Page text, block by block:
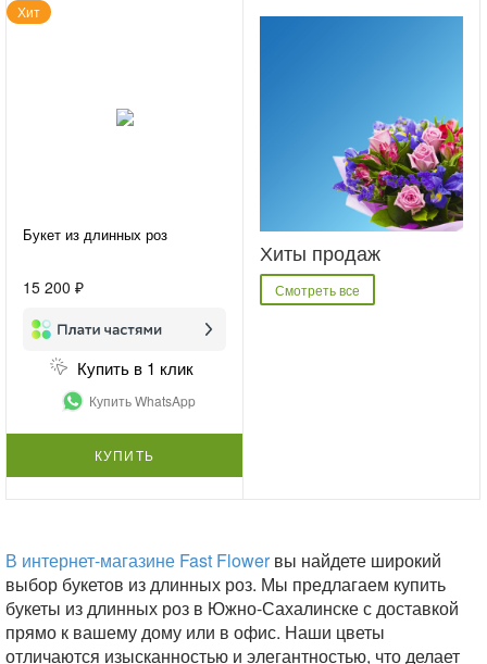
Хит
Букет из длинных роз
15 200 ₽
Купить в 1 клик
Купить WhatsApp
КУПИТЬ
Хиты продаж
Смотреть все
В интернет-магазине Fast Flower вы найдете широкий
выбор букетов из длинных роз. Мы предлагаем купить
букеты из длинных роз в Южно-Сахалинске с доставкой
прямо к вашему дому или в офис. Наши цветы
отличаются изысканностью и элегантностью, что делает